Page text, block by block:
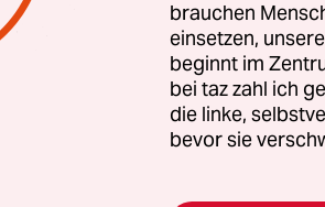
im Rahmen einer neuen
Abuja für die Freilassung der
brauchen
einsetzen,
beginnt im
bei taz zahl ich
die linke,
bevor sie